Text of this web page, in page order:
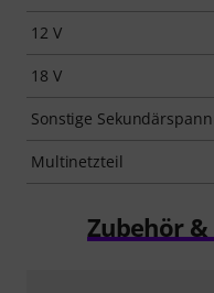
12 V
18 V
Sonstige
Multinetzteil
Zubehör